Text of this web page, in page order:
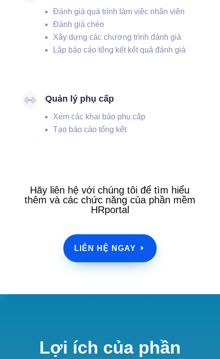
Đánh giá quá trình làm việc nhân viên
Đánh giá chéo
Xây dựng các chương trình đánh giá
Lập báo cáo tổng kết kết quả đánh giá
Quản lý phụ cấp
Xem các khai báo phụ cấp
Tạo báo cáo tổng kết
Hãy liên hệ với chúng tôi để tìm hiểu
thêm và các chức năng của phần mềm
HRportal
LIÊN HỆ NGAY
Lợi ích của phần